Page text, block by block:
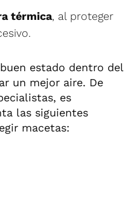
térmica, al proteger
estado dentro del
un mejor aire. De
es
las siguientes
macetas: